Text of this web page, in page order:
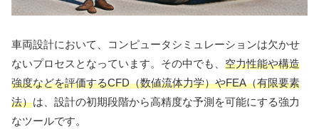
車両設計において、コンピュータシミュレーションは欠かせ
ないプロセスとなっています。その中でも、 空力性能や構造
強度などを評価するCFD（数値流体力学）やFEA（有限要素
法）は、設計の初期段階から高精度な予測を可能にする強力
なツールです。